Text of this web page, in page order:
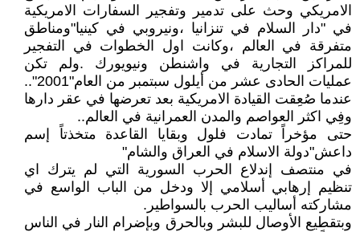
الامريكي وحث على تدمير وتفجير السفارات الامريكية
في "دار السلام في تنزانيا ،ونيروبي في كينيا"ومناطق
متفرقة في العالم ،وكانت اول الخطوات في التفجير
للمراكز التجارية في واشنطن ونيويورك .ولم تكن
عمليات الحادى عشر من أيلول سبتمبر من العام"2001"..
عندما صُعِقت القيادة الامريكية بعد تعرضها في عقر دارها
وفِي اكثر العواصم والمدن العمرانية في العالم..
حتى مؤخراً تمادت فلول وبقايا القاعدة متخذتاً إسم
داعش"دولة الاسلام في العراق والشام"
في منتصف إندلاع الحرب السورية التي لم يترك اي
تنظيم إرهابي أسلامي إلا ودخل من الباب الواسع في
مشاركته أساليب الحرب بالسواطير.
وبتقطيع الأوصال للبشر وبالحرق وبإضرام النار في الناس